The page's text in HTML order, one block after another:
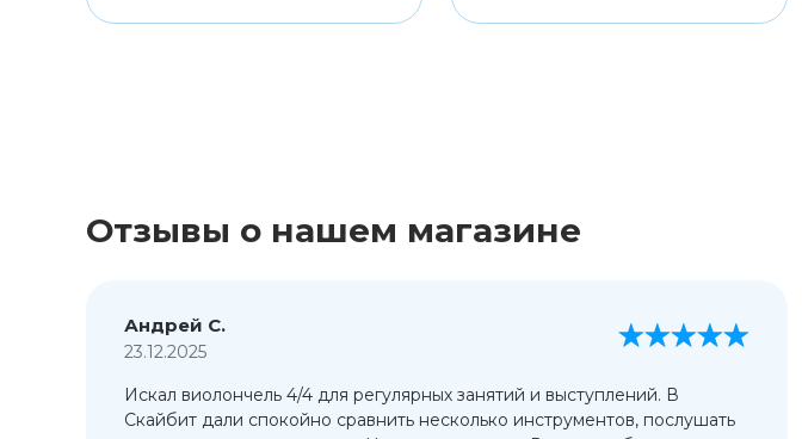
Отзывы о нашем магазине
Андрей С.
23.12.2025
Искал виолончель 4/4 для регулярных занятий и выступлений. В
Скайбит дали спокойно сравнить несколько инструментов, послушать